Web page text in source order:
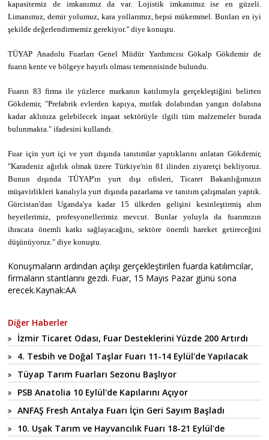
kapasitemiz de imkanımız da var. Lojistik imkanımız ise en güzeli.
Limanımız, demir yolumuz, kara yollarımız, hepsi mükemmel. Bunları en iyi
şekilde değerlendirmemiz gerekiyor." diye konuştu.
TÜYAP Anadolu Fuarları Genel Müdür Yardımcısı Gökalp Gökdemir de
fuarın kente ve bölgeye hayırlı olması temennisinde bulundu.
Fuarın 83 firma ile yüzlerce markanın katılımıyla gerçekleştiğini belirten
Gökdemir, "Prefabrik evlerden kapıya, mutfak dolabından yangın dolabına
kadar aklınıza gelebilecek inşaat sektörüyle ilgili tüm malzemeler burada
bulunmakta." ifadesini kullandı.
Fuar için yurt içi ve yurt dışında tanıtımlar yaptıklarını anlatan Gökdemir,
"Karadeniz ağırlık olmak üzere Türkiye'nin 81 ilinden ziyaretçi bekliyoruz.
Bunun dışında TÜYAP'ın yurt dışı ofisleri, Ticaret Bakanlığımızın
müşavirlikleri kanalıyla yurt dışında pazarlama ve tanıtım çalışmaları yaptık.
Gürcistan'dan Uganda'ya kadar 15 ülkeden gelişini kesinleştirmiş alım
heyetlerimiz, profesyonellerimiz mevcut. Bunlar yoluyla da fuarımızın
ihracata önemli katkı sağlayacağını, sektöre önemli hareket getireceğini
düşünüyoruz." diye konuştu.
Konuşmaların ardından açılışı gerçekleştirilen fuarda katılımcılar,
firmaların stantlarını gezdi. Fuar, 15 Mayıs Pazar günü sona
erecek.Kaynak:AA
Diğer Haberler
İzmir Ticaret Odası, Fuar Desteklerini Yüzde 200 Artırdı
4. Tesbih ve Doğal Taşlar Fuarı 11-14 Eylül'de Yapılacak
Tüyap Tarım Fuarları Sezonu Başlıyor
PSB Anatolia 10 Eylül'de Kapılarını Açıyor
ANFAŞ Fresh Antalya Fuarı İçin Geri Sayım Başladı
10. Uşak Tarım ve Hayvancılık Fuarı 18-21 Eylül'de